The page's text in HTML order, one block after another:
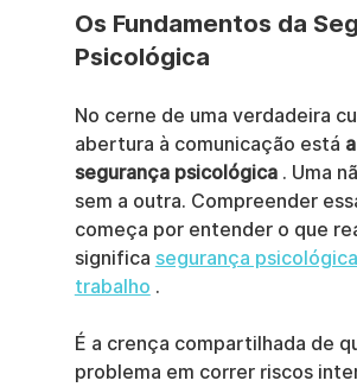
Os Fundamentos da
Psicológica
No cerne de uma verdadeira
abertura à comunicação está a
segurança psicológica . Uma
sem a outra. Compreender
começa por entender o que
significa segurança
trabalho .
É a crença compartilhada de
problema em correr riscos